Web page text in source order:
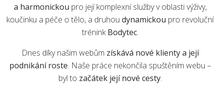
a harmonickou pro její komplexní služby v oblasti výživy,
koučinku a péče o tělo, a druhou dynamickou pro revoluční
tréninkBodytec.
Dnes díky našim webům získává nové klienty a její
podnikání roste. Naše práce nekončila spuštěním webu –
byl to začátek její nové cesty.